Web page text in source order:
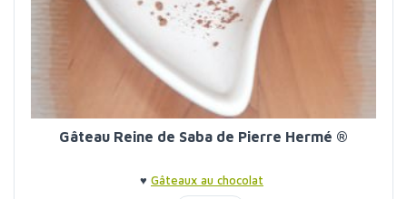
Gâteau Reine de Saba de Pierre Hermé ®
♥ Gâteaux au chocolat